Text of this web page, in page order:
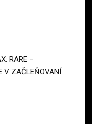
RARE –
V ZAČLEŇOVANÍ